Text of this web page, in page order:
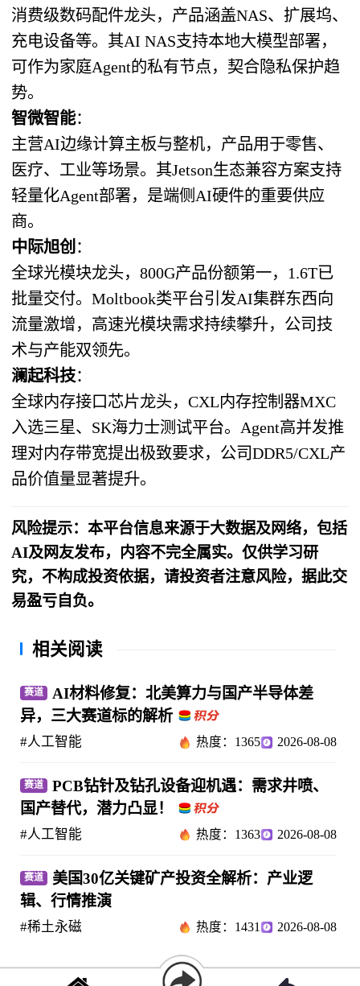
消费级数码配件龙头，产品涵盖NAS、扩展坞、
充电设备等。其AI NAS支持本地大模型部署，
可作为家庭Agent的私有节点，契合隐私保护趋
势。
智微智能：
主营AI边缘计算主板与整机，产品用于零售、
医疗、工业等场景。其Jetson生态兼容方案支持
轻量化Agent部署，是端侧AI硬件的重要供应
商。
中际旭创 ：
全球光模块龙头，800G产品份额第一，1.6T已
批量交付。Moltbook类平台引发AI集群东西向
流量激增，高速光模块需求持续攀升，公司技
术与产能双领先。
澜起科技：
全球内存接口芯片龙头，CXL内存控制器MXC
入选三星、SK海力士测试平台。Agent高并发推
理对内存带宽提出极致要求，公司DDR5/CXL产
品价值量显著提升。
风险提示：本平台信息来源于大数据及网络，包括
AI及网友发布，内容不完全属实。仅供学习研
究，不构成投资依据，请投资者注意风险，据此交
易盈亏自负。
相关阅读
赛道
AI材料修复：北美算力与国产半导体差
异，三大赛道标的解析
#人工智能 热度：1365 2026-08-08
赛道
PCB钻针及钻孔设备迎机遇：需求井喷、
国产替代，潜力凸显！
#人工智能 热度：1363 2026-08-08
赛道
美国30亿关键矿产投资全解析：产业逻
辑、行情推演
#稀土永磁 热度：1431 2026-08-08